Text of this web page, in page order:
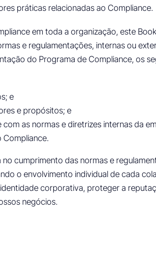
práticas relacionadas ao Compliance.
em toda a organização, este
e regulamentações, internas ou
do Programa de Compliance, os
e
e propósitos; e
as normas e diretrizes internas da
cumprimento das normas e
o envolvimento individual de cada
corporativa, proteger a
negócios.